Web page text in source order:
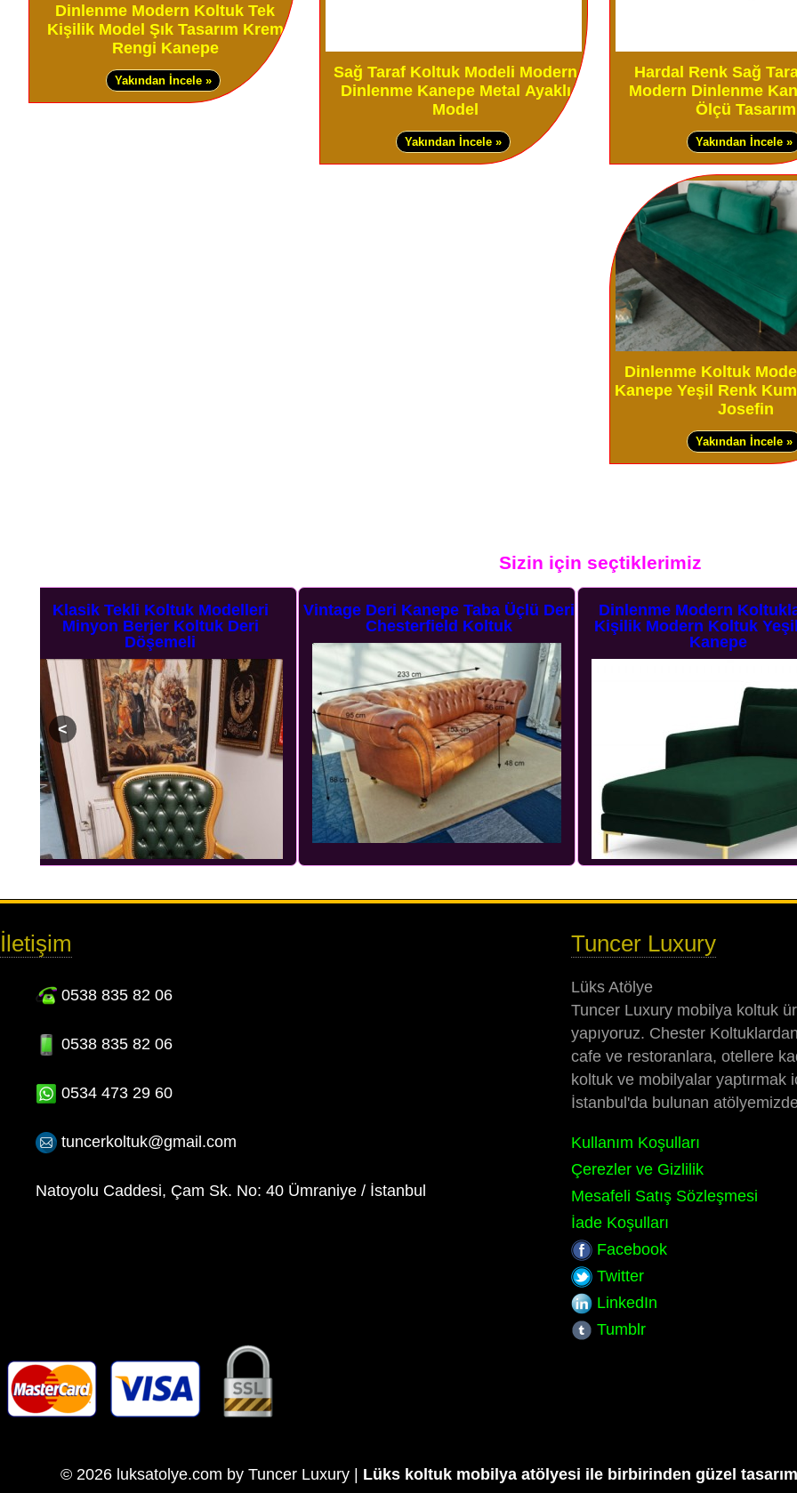
Dinlenme Modern Koltuk Tek
Kişilik Model Şık Tasarım Krem
Rengi Kanepe
Yakından İncele »
Sağ Taraf Koltuk Modeli Modern
Dinlenme Kanepe Metal Ayaklı
Model
Yakından İncele »
Hardal Renk Sağ
Modern Dinlenme
Ölçü Tasarım
Yakından İncele »
Dinlenme Koltuk
Kanepe Yeşil Renk
Josefin
Yakından İncele »
Sizin için seçtiklerimiz
Vintage Deri Kanepe Taba Üçlü Deri
Chesterfield Koltuk
Dinlenme Modern Koltuklar Tek
Kişilik Modern Koltuk Yeşil Renk
Kanepe
Modern Kanepe
Modern Üçlü Kanepe
İletişim
0538 835 82 06
0538 835 82 06
0534 473 29 60
tuncerkoltuk@gmail.com
Natoyolu Caddesi, Çam Sk. No: 40 Ümraniye / İstanbul
Tuncer Luxury
Lüks Atölye
Tuncer Luxury mobilya koltuk
yapıyoruz. Chester
cafe ve restoranlara, otellere
koltuk ve mobilyalar yaptırmak
İstanbul'da bulunan
Kullanım Koşulları
Çerezler ve Gizlilik
Mesafeli Satış Sözleşmesi
İade Koşulları
Facebook
Twitter
LinkedIn
Tumblr
© 2026 luksatolye.com by Tuncer Luxury | Lüks koltuk mobilya atölyesi ile birbirinden güzel